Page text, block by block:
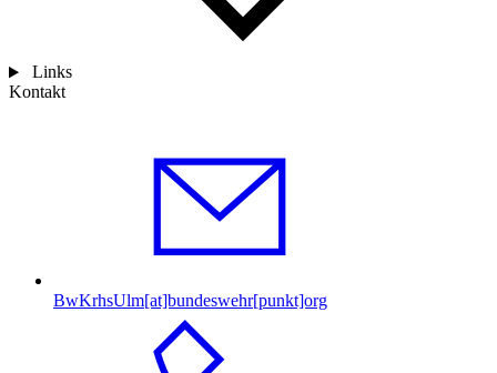
Links
Kontakt
BwKrhsUlm[at]bundeswehr[punkt]org